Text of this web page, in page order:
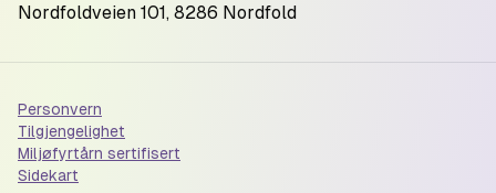
Nordfoldveien 101, 8286 Nordfold
Personvern
Tilgjengelighet
Miljøfyrtårn sertifisert
Sidekart